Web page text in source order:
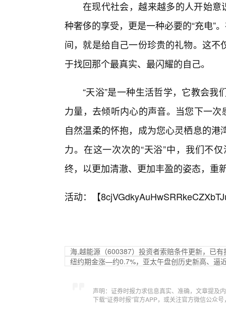
在现代社会，越来越多的人开始意
种奢侈的享受，更是一种必要的“充电”
间，就是给自己一份珍贵的礼物。这
于找回那个最真实、最闪耀的自己。
“天浴”是一种生活哲学，它教会
力量，去倾听内心的声音。当您下一
自然温柔的怀抱，成为您心灵栖息的
力。在这一次次的“天浴”中，我们不
终，以更加清澈、更加丰盈的姿态，重
活动：【
海,越能源（600387）投资者索赔条件更新，已有
纽约期金涨—约0.7%，亚太午盘创历史新高、逼
声明：证券时报力求信息真实、准确，文章提及
下载“证券时报”官方APP，或关注官方微信公众